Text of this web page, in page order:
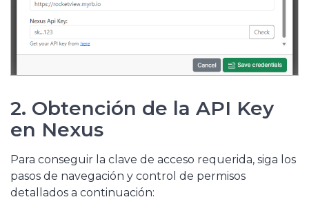
2. Obtención de la API Key
en Nexus
Para conseguir la clave de acceso requerida, siga los
pasos de navegación y control de permisos
detallados a continuación: